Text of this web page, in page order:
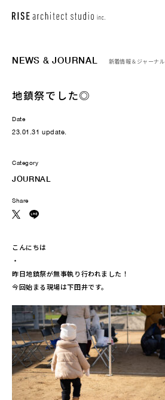
NEWS & JOURNAL 新着情報＆ジャーナル
地鎮祭でした◎
Date
23.01.31 update.
Category
JOURNAL
Share
こんにちは
・
昨日地鎮祭が無事執り行われました！
今回始まる現場は下田井です。